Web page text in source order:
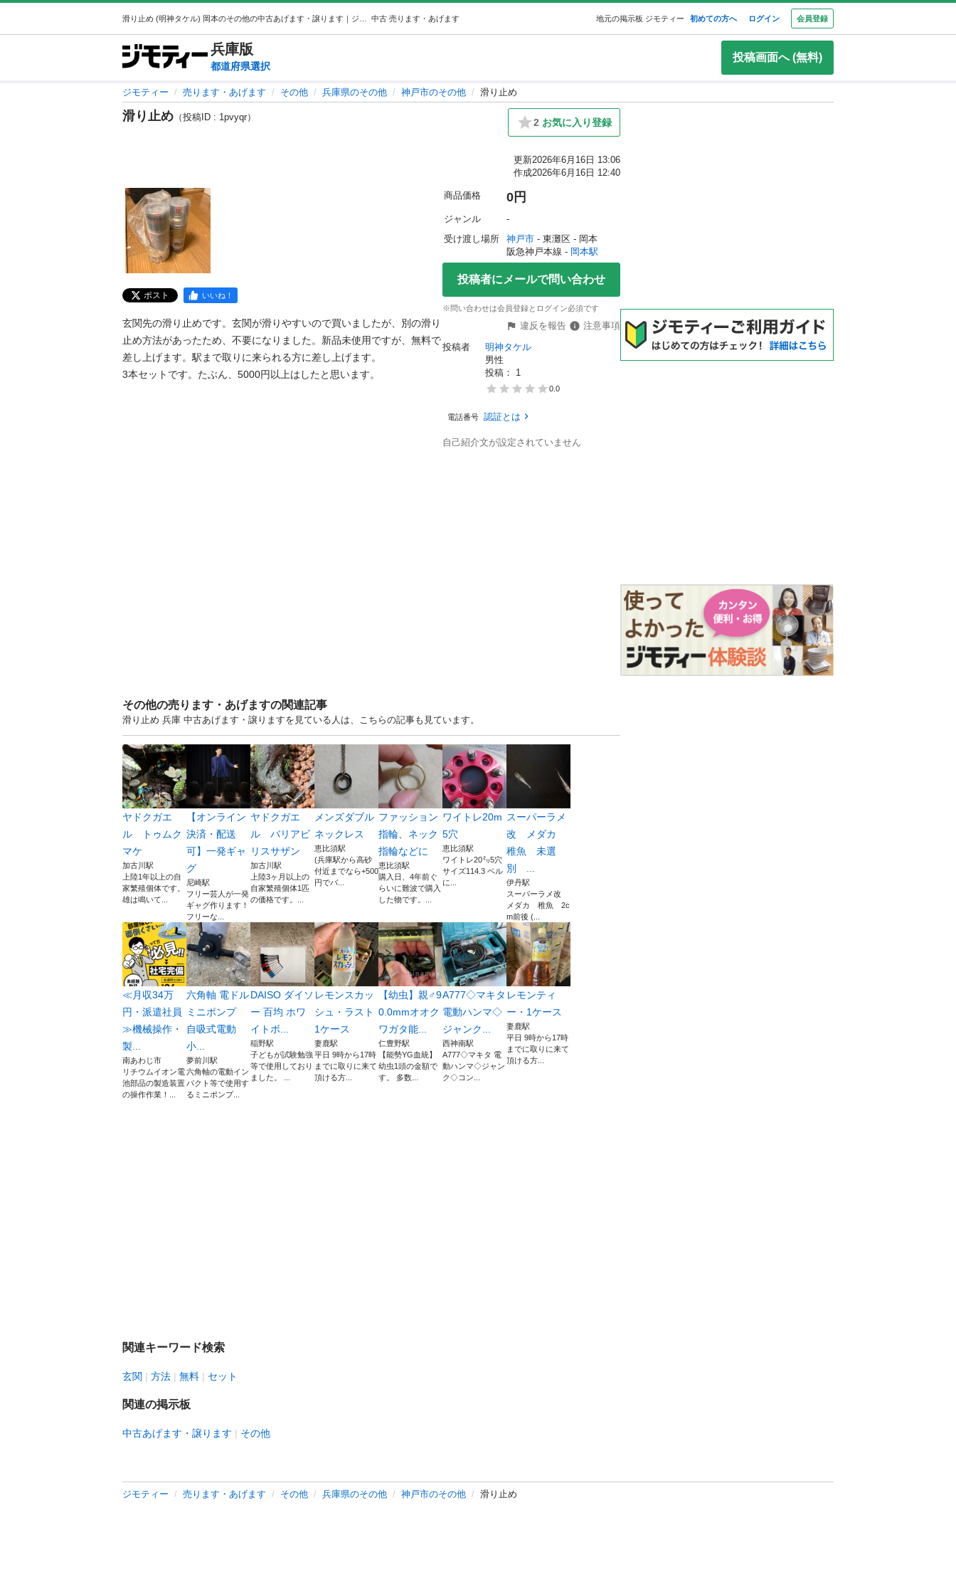
中古 売ります・あげます 地元の掲示板 ジモティー 初めての方へ ログイン 会員登録
兵庫版
都道府県選択
投稿画面へ (無料)
ジモティー 売ります・あげます その他 兵庫県のその他 神戸市のその他 滑り止め
滑り止め （投稿ID : 1pvyqr） 2 お気に入り登録
更新2026年6月16日 13:06
作成2026年6月16日 12:40
ポスト いいね！
玄関先の滑り止めです。玄関が滑りやすいので買いましたが、別の滑り
止め方法があったため、不要になりました。新品未使用ですが、無料で
差し上げます。駅まで取りに来られる方に差し上げます。
3本セットです。たぶん、5000円以上はしたと思います。
商品価格 0円
ジャンル
-
受け渡し場所
神戸市 - 東灘区 - 岡本
阪急神戸本線 - 岡本駅
投稿者にメールで問い合わせ
※問い合わせは会員登録とログイン必須です
違反を報告
注意事項
投稿者
明神タケル
男性
投稿： 1
0.0
電話番号 認証とは
自己紹介文が設定されていません
その他の売ります・あげますの関連記事
滑り止め 兵庫 中古あげます・譲りますを見ている人は、こちらの記事も見ています。
ヤドクガエ
ル トゥムク
マケ
加古川駅
上陸1年以上の自
家繁殖個体です。
雄は鳴いて...
【オンライン
決済・配送
可】一発ギャ
グ
尼崎駅
フリー芸人が一発
ギャグ作ります！
フリーな...
ヤドクガエ
ル バリアビ
リスサザン
加古川駅
上陸3ヶ月以上の
自家繁殖個体1匹
の価格です。...
メンズダブル
ネックレス
恵比須駅
(兵庫駅から高砂
付近までなら+500
円でバ...
ファッション
指輪、ネック
指輪などに
恵比須駅
購入日、4年前ぐ
らいに難波で購入
した物です。...
ワイトレ20m
5穴
恵比須駅
ワイトレ20㍉5穴
サイズ114.3 ベル
に...
スーパーラメ
改 メダカ
稚魚 未選
別 ...
伊丹駅
スーパーラメ改
メダカ 稚魚 2c
m前後 (...
≪月収34万
円・派遣社員
≫機械操作・
製...
南あわじ市
リチウムイオン電
池部品の製造装置
の操作作業！...
六角軸 電ドル
ミニポンプ
自吸式電動
小...
夢前川駅
六角軸の電動イン
パクト等で使用す
るミニポンプ...
DAISO ダイソ
ー 百均 ホワ
イトボ...
稲野駅
子どもが試験勉強
等で使用しており
ました。 ...
レモンスカッ
シュ・ラスト
1ケース
妻鹿駅
平日 9時から17時
までに取りに来て
頂ける方...
【幼虫】親♂9
0.0mmオオク
ワガタ能...
仁豊野駅
【能勢YG血統】
幼虫1頭の金額で
す。 多数...
A777◇マキタ
電動ハンマ◇
ジャンク...
西神南駅
A777◇マキタ 電
動ハンマ◇ジャン
ク◇コン...
レモンティ
ー・1ケース
妻鹿駅
平日 9時から17時
までに取りに来て
頂ける方...
関連キーワード検索
玄関 方法 無料 セット
関連の掲示板
中古あげます・譲ります その他
ジモティー 売ります・あげます その他 兵庫県のその他 神戸市のその他 滑り止め